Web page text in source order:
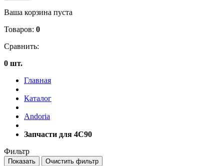
Ваша корзина пуста
Товаров: 0
Сравнить:
0 шт.
Главная
Каталог
Andoria
Запчасти для 4С90
Фильтр